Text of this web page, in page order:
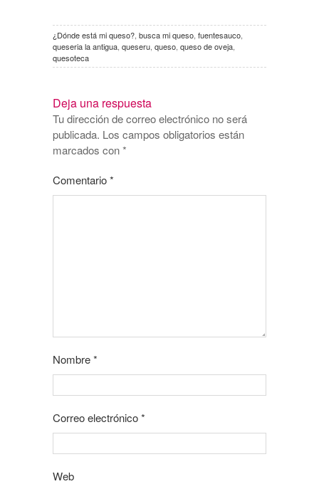
¿Dónde está mi queso? busca mi queso fuentesauco
queseria la antigua queseru queso queso de oveja
quesoteca
Deja una respuesta
Tu dirección de correo electrónico no será
publicada. Los campos obligatorios están
marcados con*
Comentario*
Nombre*
Correo electrónico*
Web